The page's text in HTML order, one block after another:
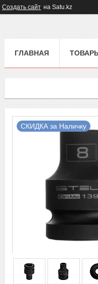
Создать сайт на Satu.kz
ГЛАВНАЯ
СКИДКА за Наличку